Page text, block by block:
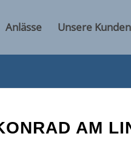
Anlässe Unsere Kunden
AM